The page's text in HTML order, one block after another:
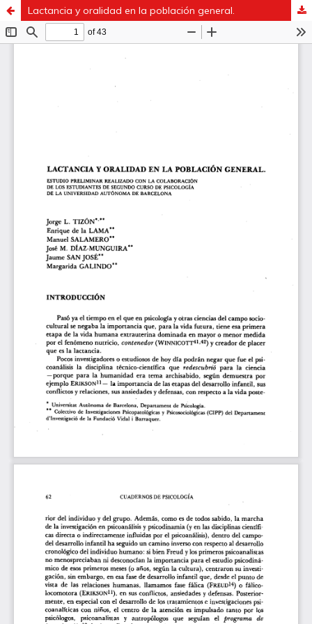
Lactancia y oralidad en la población general.